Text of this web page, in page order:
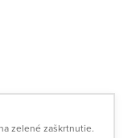
zelené zaškrtnutie.